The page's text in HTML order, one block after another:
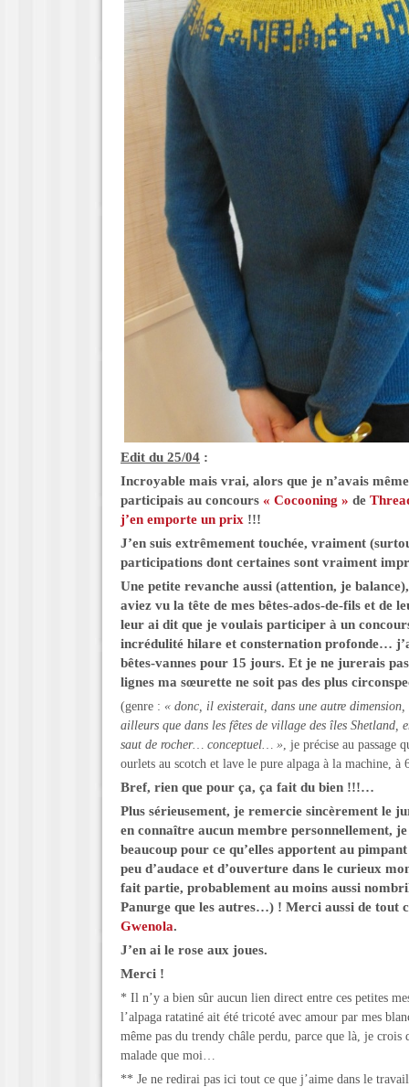
Edit du 25/04 :
Incroyable mais vrai, alors que je n’avais
participais au concours « Cocooning » de
j’en emporte un prix !!!
J’en suis extrêmement touchée, vraiment
participations dont certaines sont vraiment
Une petite revanche aussi (attention, je
aviez vu la tête de mes bêtes-ados-de-fils et de
leur ai dit que je voulais participer à un
incrédulité hilare et consternation profonde…
bêtes-vannes pour 15 jours. Et je ne jurerais
lignes ma sœurette ne soit pas des plus
(genre : « donc, il existerait, dans une autre
ailleurs que dans les fêtes de village des îles Shetland,
saut de rocher… conceptuel… », je précise au passage
ourlets au scotch et lave le pure alpaga à la machine,
Bref, rien que pour ça, ça fait du bien !!!…
Plus sérieusement, je remercie sincèrement le
en connaître aucun membre personnellement, je
beaucoup pour ce qu’elles apportent au
peu d’audace et d’ouverture dans le curieux
fait partie, probablement au moins aussi
Panurge que les autres…) ! Merci aussi de tout
Gwenola.
J’en ai le rose aux joues.
Merci !
* Il n’y a bien sûr aucun lien direct entre ces petites
l’alpaga ratatiné ait été tricoté avec amour par mes
même pas du trendy châle perdu, parce que là, je crois
malade que moi…
** Je ne redirai pas ici tout ce que j’aime dans le